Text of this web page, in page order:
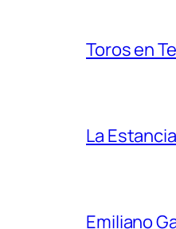
Toros en
La
Emiliano